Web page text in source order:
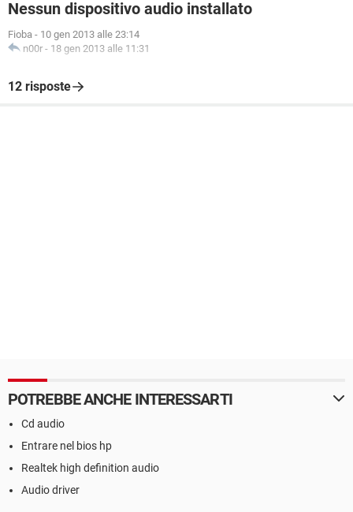
Nessun dispositivo audio installato
Fioba - 10 gen 2013 alle 23:14
n00r - 18 gen 2013 alle 11:31
12 risposte
POTREBBE ANCHE INTERESSARTI
Cd audio
Entrare nel bios hp
Realtek high definition audio
Audio driver